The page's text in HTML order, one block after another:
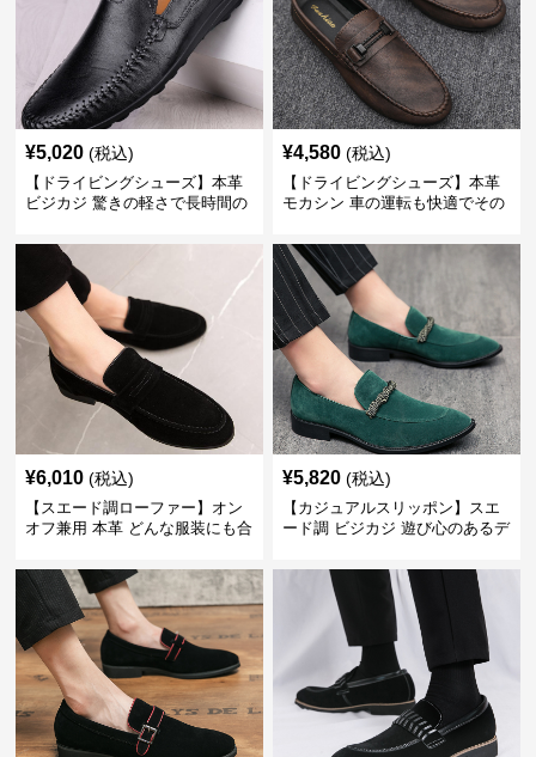
¥5,020 (税込)
【ドライビングシューズ】本革
ビジカジ 驚きの軽さで長時間の
¥4,580 (税込)
【ドライビングシューズ】本革
モカシン 車の運転も快適でその
¥6,010 (税込)
【スエード調ローファー】オン
オフ兼用 本革 どんな服装にも合
供
¥5,820 (税込)
【カジュアルスリッポン】スエ
ード調 ビジカジ 遊び心のあるデ
表現